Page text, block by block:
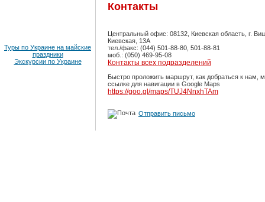
Туры по Украине на майские
праздники
Экскурсии по Украине
Контакты
Центральный офис: 08132, Киевская область, г.
Киевская, 13А
тел./факс: (044) 501-88-80, 501-88-81
моб.: (050) 469-95-08
Контакты всех подразделений
Быстро проложить маршрут, как добраться к нам,
ссылке для навигации в Google Maps
https://goo.gl/maps/TUJ4NnxhTAm
Отправить письмо